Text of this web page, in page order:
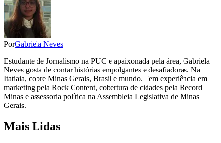
PorGabriela Neves
Estudante de Jornalismo na PUC e apaixonada pela área, Gabriela
Neves gosta de contar histórias empolgantes e desafiadoras. Na
Itatiaia, cobre Minas Gerais, Brasil e mundo. Tem experiência em
marketing pela Rock Content, cobertura de cidades pela Record
Minas e assessoria política na Assembleia Legislativa de Minas
Gerais.
Mais Lidas